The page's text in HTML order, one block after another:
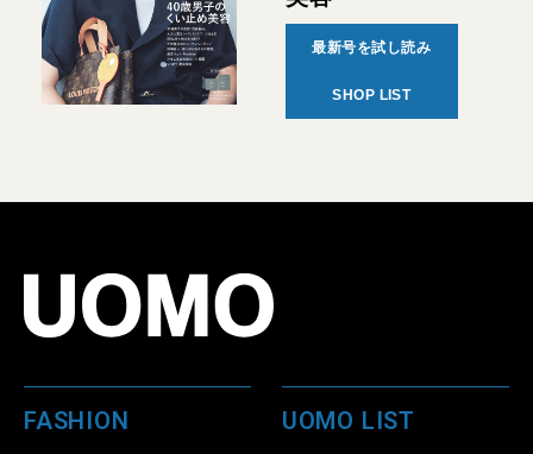
最新号を試し読み
SHOP LIST
FASHION UOMO LIST